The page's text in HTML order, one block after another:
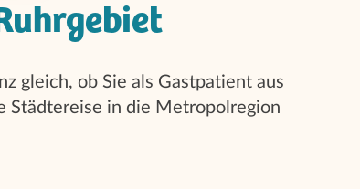
gleich, ob Sie als Gastpatient aus
Städtereise in die Metropolregion